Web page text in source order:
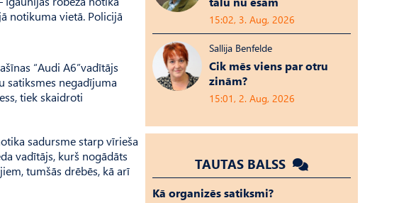
notikuma vietā. Policijā
“Audi A6”vadītājs
satiksmes negadījuma
tiek skaidroti
sadursme starp vīrieša
vadītājs, kurš nogādāts
tumšās drēbēs, kā arī
15:02, 3. Aug, 2026
Sallija Benfelde
Cik mēs viens par otru
zinām?
15:01, 2. Aug, 2026
TAUTAS BALSS
Kā organizēs satiksmi?